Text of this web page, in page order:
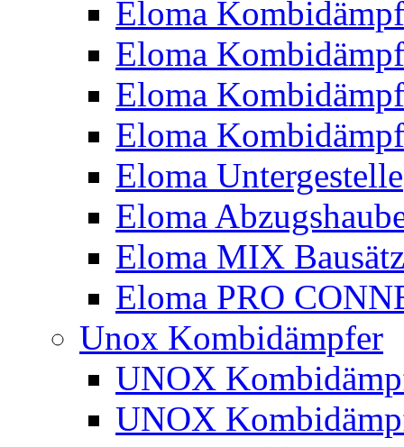
Eloma
Eloma
Eloma
Eloma
Eloma Untergestelle
Eloma
Eloma MIX
Eloma PRO
Unox Kombidämpfer
UNOX
UNOX